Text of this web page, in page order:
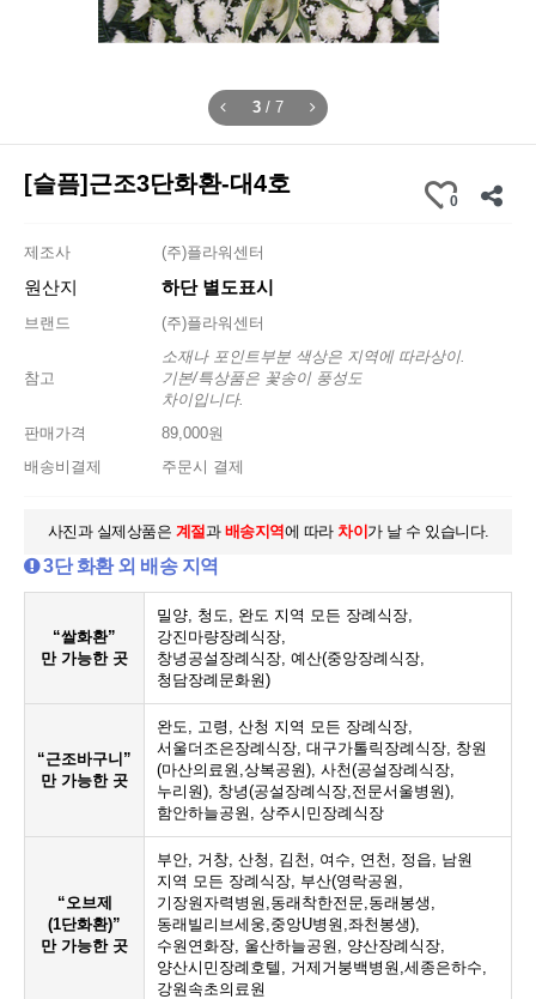
3 / 7
[슬픔]근조3단화환-대4호
0
제조사 (주)플라워센터
원산지 하단 별도표시
브랜드 (주)플라워센터
참고
소재나 포인트부분 색상은 지역에 따라상이.
기본/특상품은 꽃송이 풍성도
차이입니다.
판매가격
89,000원
배송비결제
주문시 결제
사진과 실제상품은 계절과 배송지역에 따라 차이 가 날 수 있습니다.
3단 화환 외 배송 지역
“쌀화환”
만 가능한 곳
밀양, 청도, 완도 지역 모든 장례식장,
강진마량장례식장,
창녕공설장례식장, 예산(중앙장례식장,
청담장례문화원)
“근조바구니”
만 가능한 곳
완도, 고령, 산청 지역 모든 장례식장,
서울더조은장례식장, 대구가톨릭장례식장, 창원
(마산의료원,상복공원), 사천(공설장례식장,
누리원), 창녕(공설장례식장,전문서울병원),
함안하늘공원, 상주시민장례식장
“오브제
(1단화환)”
만 가능한 곳
부안, 거창, 산청, 김천, 여수, 연천, 정읍, 남원
지역 모든 장례식장, 부산(영락공원,
기장원자력병원,동래착한전문,동래봉생,
동래빌리브세웅,중앙U병원,좌천봉생),
수원연화장, 울산하늘공원, 양산장례식장,
양산시민장례호텔, 거제거붕백병원,세종은하수,
강원속초의료원